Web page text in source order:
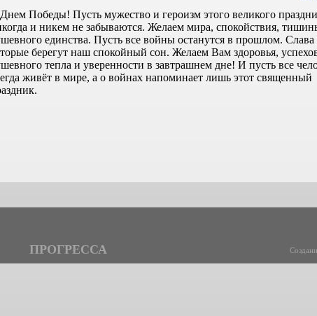
Победы! Пусть мужество и героизм этого великого
и никем не забываются. Желаем мира, спокойствия,
единства. Пусть все войны останутся в прошлом. Слава
берегут наш спокойный сон. Желаем Вам здоровья,
тепла и уверенности в завтрашнем дне! И пусть все
живёт в мире, а о войнах напоминает лишь этот священный
ПРОГРЕССА